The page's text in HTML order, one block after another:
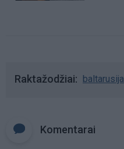
Raktažodžiai baltarusija
Komentarai